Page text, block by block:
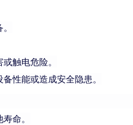
触电危险。
性能或造成安全隐患。
命。